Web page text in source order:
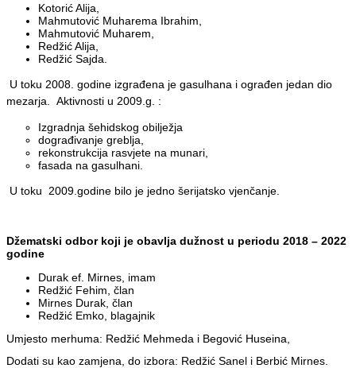
Kotorić Alija,
Mahmutović Muharema Ibrahim,
Mahmutović Muharem,
Redžić Alija,
Redžić Sajda.
U toku 2008. godine izgrađena je gasulhana i ograđen jedan dio
mezarja.
Aktivnosti u 2009.g. :
Izgradnja šehidskog obilježja
dograđivanje greblja,
rekonstrukcija rasvjete na munari,
fasada na gasulhani.
U toku 2009.godine bilo je jedno šerijatsko vjenčanje.
Džematski odbor koji je obavlja dužnost u periodu 2018 – 2022
godine
Durak ef. Mirnes, imam
Redžić Fehim, član
Mirnes Durak, član
Redžić Emko, blagajnik
Umjesto merhuma: Redžić Mehmeda i Begović Huseina,
Dodati su kao zamjena, do izbora: Redžić Sanel i Berbić Mirnes.